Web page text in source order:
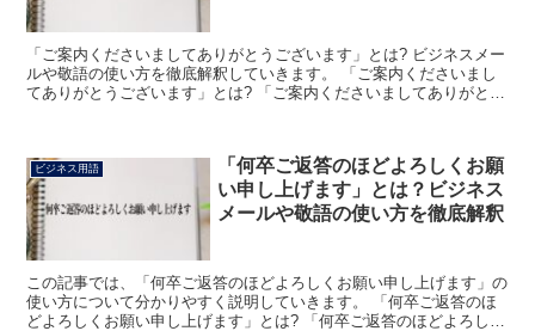
「ご案内くださいましてありがとうございます」とは? ビジネスメー
ルや敬語の使い方を徹底解釈していきます。 「ご案内くださいまし
てありがとうございます」とは? 「ご案内くださいましてありがとう
ビジネス用語
「何卒ご返答のほどよろしくお願
い申し上げます」とは？ビジネス
メールや敬語の使い方を徹底解釈
この記事では、「何卒ご返答のほどよろしくお願い申し上げます」の
使い方について分かりやすく説明していきます。 「何卒ご返答のほ
どよろしくお願い申し上げます」とは? 「何卒ご返答のほどよろしく